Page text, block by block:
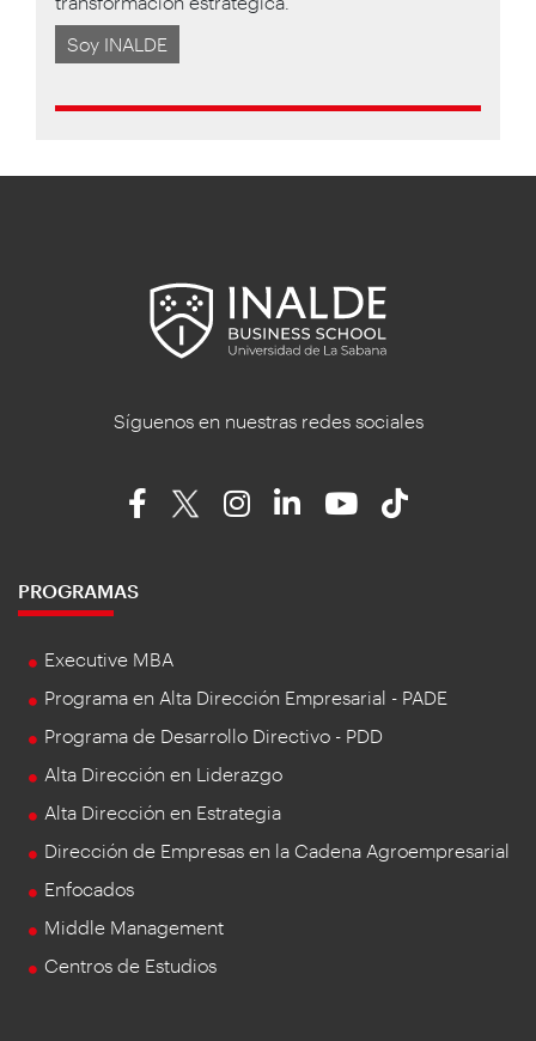
Soy INALDE
Síguenos en nuestras redes sociales
PROGRAMAS
Executive MBA
Programa en Alta Dirección Empresarial - PADE
Programa de Desarrollo Directivo - PDD
Alta Dirección en Liderazgo
Alta Dirección en Estrategia
Dirección de Empresas en la Cadena Agroempresarial
Enfocados
Middle Management
Centros de Estudios